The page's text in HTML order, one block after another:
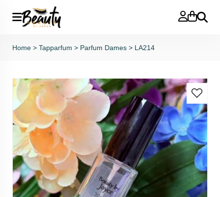
Zoeken
Home > Tapparfum > Parfum Dames > LA214